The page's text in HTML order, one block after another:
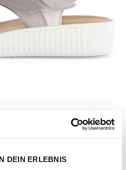
DEIN ERLEBNIS